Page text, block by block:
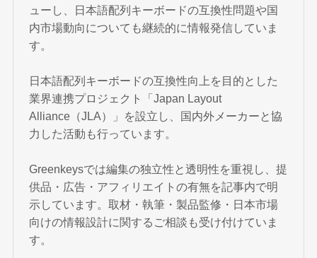
ューし、日本語配列キーボードの互換性問題や国
内市場動向についても継続的に情報発信していま
す。
日本語配列キーボードの互換性向上を目的とした
業界連携プロジェクト「Japan Layout
Alliance（JLA）」を設立し、国内外メーカーと協
力した活動も行っています。
Greenkeysでは編集の独立性と透明性を重視し、提
供品・広告・アフィリエイトの有無を記事内で明
示しています。取材・執筆・製品監修・日本市場
向けの情報設計に関するご相談も受け付けていま
す。